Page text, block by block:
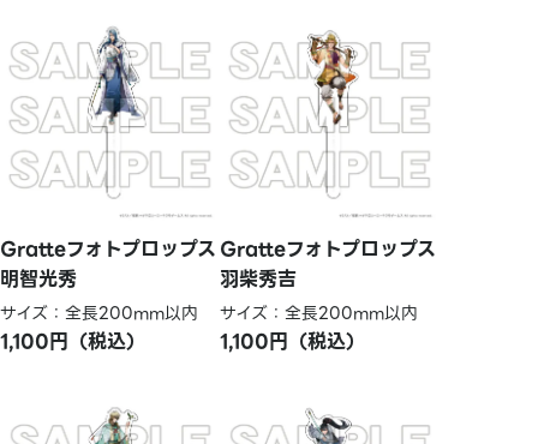
Gratteフォトプロップス
明智光秀
サイズ：全長200mm以内
1,100円（税込）
Gratteフォトプロップス
羽柴秀吉
サイズ：全長200mm以内
1,100円（税込）